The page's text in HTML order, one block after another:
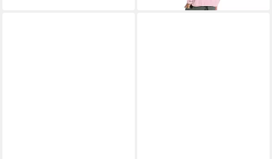
zu jeder Gelegenheit